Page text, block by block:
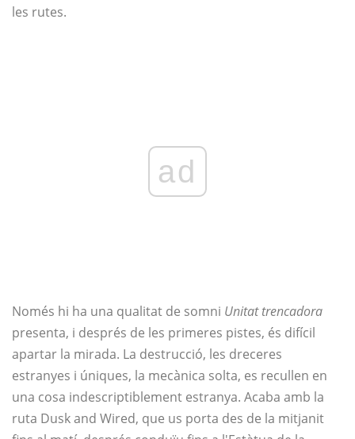
les rutes.
ad
Només hi ha una qualitat de somni Unitat trencadora
presenta, i després de les primeres pistes, és difícil
apartar la mirada. La destrucció, les dreceres
estranyes i úniques, la mecànica solta, es recullen en
una cosa indescriptiblement estranya. Acaba amb la
ruta Dusk and Wired, que us porta des de la mitjanit